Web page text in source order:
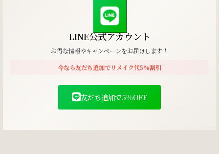
LINE公式アカウント
お得な情報やキャンペーンをお届けします！
今なら友だち追加でリメイク代5%割引
友だち追加で5%OFF